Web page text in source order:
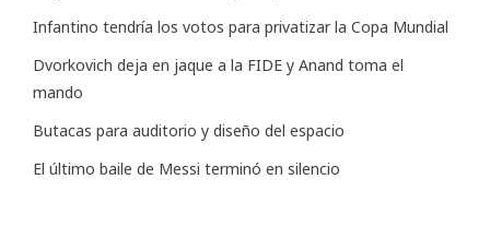
Infantino tendría los votos para privatizar la Copa Mundial
Dvorkovich deja en jaque a la FIDE y Anand toma el
mando
Butacas para auditorio y diseño del espacio
El último baile de Messi terminó en silencio